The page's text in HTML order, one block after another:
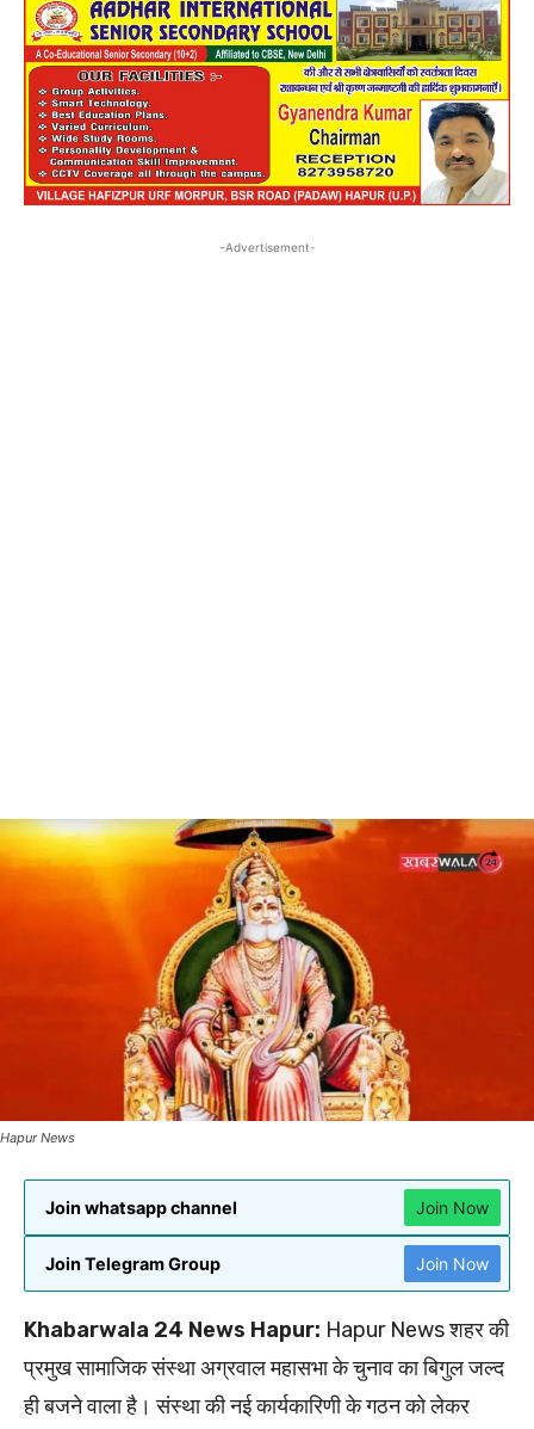
-Advertisement-
Hapur News
Join whatsapp channel Join Now
Join Telegram Group Join Now
Khabarwala 24 News Hapur: Hapur News शहर की
प्रमुख सामाजिक संस्था अग्रवाल महासभा के चुनाव का बिगुल जल्द
ही बजने वाला है। संस्था की नई कार्यकारिणी के गठन को लेकर